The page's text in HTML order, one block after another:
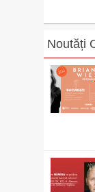
Noutăți